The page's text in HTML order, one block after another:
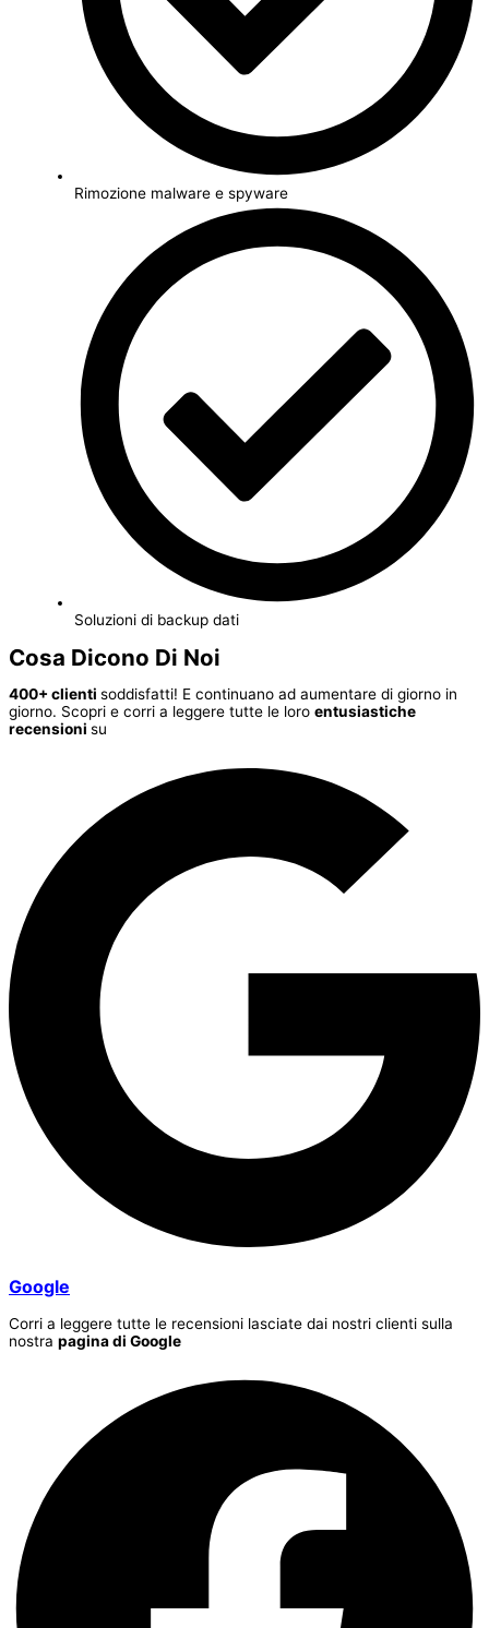
Rimozione malware e spyware
Soluzioni di backup dati
Cosa Dicono Di Noi
400+ clienti soddisfatti! E continuano ad aumentare di giorno in
giorno. Scopri e corri a leggere tutte le loro entusiastiche
recensioni su
Google
Corri a leggere tutte le recensioni lasciate dai nostri clienti sulla
nostra pagina di Google